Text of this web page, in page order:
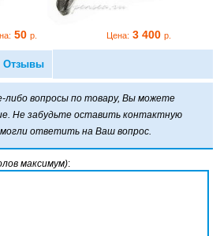
50 р. Цена: 3 400 р.
Отзывы
либо вопросы по товару, Вы можете
Не забудьте оставить контактную
ответить на Ваш вопрос.
максимум):